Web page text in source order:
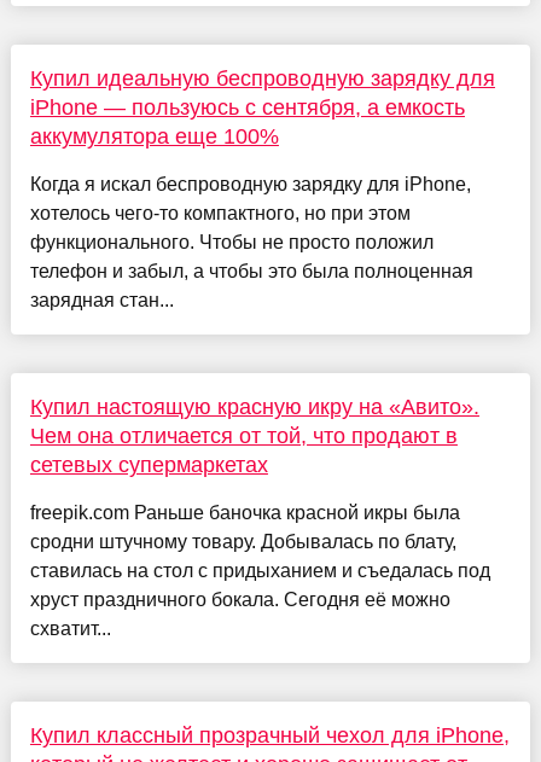
Купил идеальную беспроводную зарядку для
iPhone — пользуюсь с сентября, а емкость
аккумулятора еще 100%
Когда я искал беспроводную зарядку для iPhone,
хотелось чего-то компактного, но при этом
функционального. Чтобы не просто положил
телефон и забыл, а чтобы это была полноценная
зарядная стан...
Купил настоящую красную икру на «Авито».
Чем она отличается от той, что продают в
сетевых супермаркетах
freepik.com Раньше баночка красной икры была
сродни штучному товару. Добывалась по блату,
ставилась на стол с придыханием и съедалась под
хруст праздничного бокала. Сегодня её можно
схватит...
Купил классный прозрачный чехол для iPhone,